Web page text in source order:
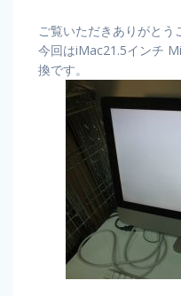
ご覧いただきありがとう
今回はiMac21.5インチ
換です。